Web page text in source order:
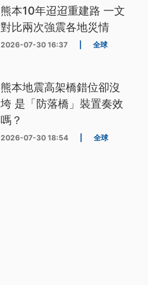
熊本10年迢迢重建路 一文
對比兩次強震各地災情
2026-07-30 16:37 全球
熊本地震高架橋錯位卻沒
垮 是「防落橋」裝置奏效
嗎？
2026-07-30 18:54 全球